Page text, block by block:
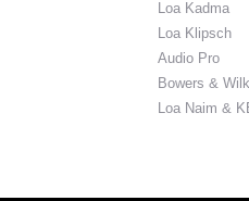
Loa Kadma
Loa Klipsch
Audio Pro
Bowers &
Loa Naim &